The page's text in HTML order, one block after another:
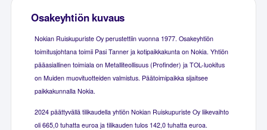
Osakeyhtiön kuvaus
Nokian Ruiskupuriste Oy perustettiin vuonna 1977. Osakeyhtiön
toimitusjohtana toimii Pasi Tanner ja kotipaikkakunta on Nokia. Yhtiön
pääasiallinen toimiala on Metalliteollisuus (Profinder) ja TOL-luokitus
on Muiden muovituotteiden valmistus. Päätoimipaikka sijaitsee
paikkakunnalla Nokia.
2024 päättyvällä tilikaudella yhtiön Nokian Ruiskupuriste Oy liikevaihto
oli 665,0 tuhatta euroa ja tilikauden tulos 142,0 tuhatta euroa.